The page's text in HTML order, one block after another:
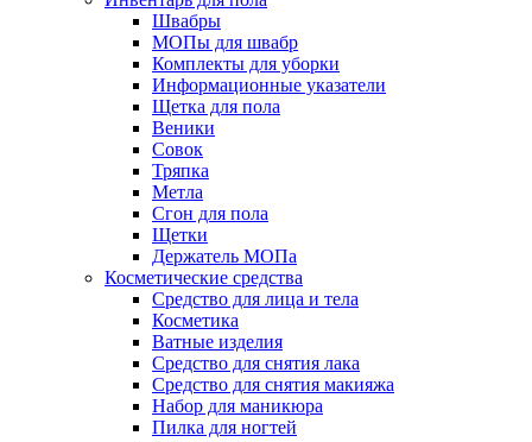
Швабры
МОПы для швабр
Комплекты для уборки
Информационные указатели
Щетка для пола
Веники
Совок
Тряпка
Метла
Сгон для пола
Щетки
Держатель МОПа
Косметические средства
Средство для лица и тела
Косметика
Ватные изделия
Средство для снятия лака
Средство для снятия макияжа
Набор для маникюра
Пилка для ногтей